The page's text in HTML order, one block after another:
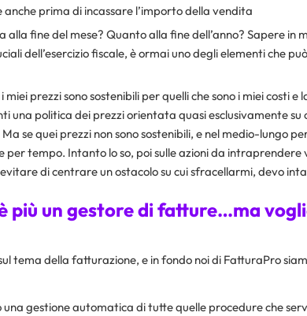
prima di incassare l’importo della vendita
fine del mese? Quanto alla fine dell’anno? Sapere in
dell’esercizio fiscale, è ormai uno degli elementi che
prezzi sono sostenibili per quelli che sono i miei costi e
una politica dei prezzi orientata quasi esclusivamente su
se quei prezzi non sono sostenibili, e nel medio-lungo
per tempo. Intanto lo so, poi sulle azioni da intraprendere
di centrare un ostacolo su cui sfracellarmi, devo
più un gestore di fatture…ma
tema della fatturazione, e in fondo noi di FatturaPro
gestione automatica di tutte quelle procedure che